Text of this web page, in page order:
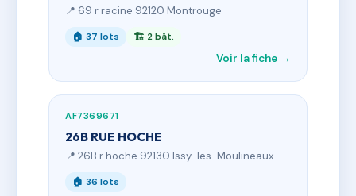
📍 69 r racine 92120 Montrouge
🏠 37 lots 🏗 2 bât.
Voir la fiche →
AF7369671
26B RUE HOCHE
📍 26B r hoche 92130 Issy-les-Moulineaux
🏠 36 lots